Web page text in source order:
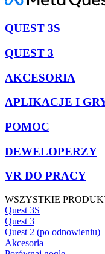
QUEST 3S
QUEST 3
AKCESORIA
APLIKACJE I
POMOC
DEWELOPERZY
VR DO PRACY
WSZYSTKIE
Quest 3S
Quest 3
Quest 2 (po odnowieniu)
Akcesoria